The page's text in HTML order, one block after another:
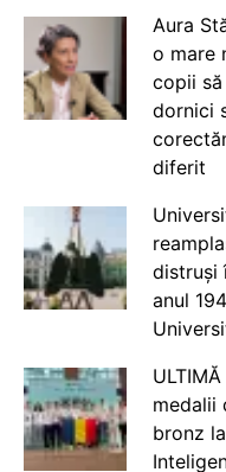
Aura
o mare
copii să
dornici
diferit
distruși
anul
medalii
bronz